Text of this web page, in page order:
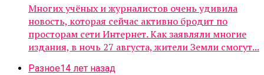
Многих учёных и журналистов очень удивила
новость, которая сейчас активно бродит по
просторам сети Интернет. Как заявляли многие
издания, в ночь 27 августа, жители Земли смогут...
Разное14 лет назад